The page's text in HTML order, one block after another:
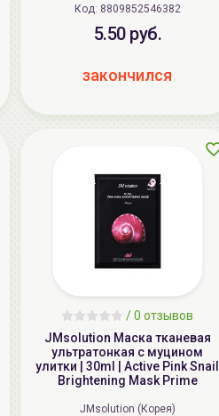
Код: 8809852546382
5.50 руб.
закончился
/0 отзывов
JMsolution Маска тканевая
ультратонкая с муцином
улитки | 30ml | Active Pink Snail
Brightening Mask Prime
JMsolution (Корея)